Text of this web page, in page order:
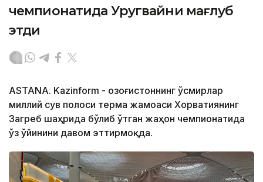
чемпионатида Уругвайни мағлуб
этди
ASTANA. Kazinform - Қозоғистоннинг ўсмирлар
миллий сув полоси терма жамоаси Хорватиянинг
Загреб шаҳрида бўлиб ўтган жаҳон чемпионатида
ўз ўйинини давом эттирмоқда.